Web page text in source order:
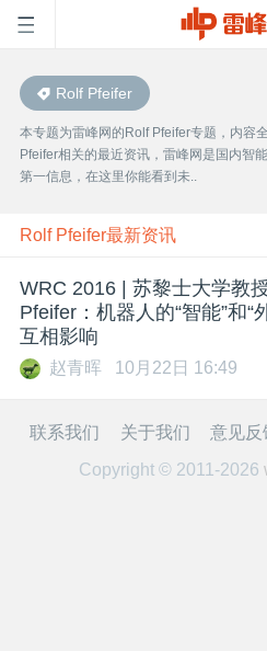
首
页
雷
峰
网
公
Rolf Pfeifer
本专题为雷峰网的Rolf Pfeifer专题，内容
Pfeifer相关的最近资讯，雷峰网是国内智
第一信息，在这里你能看到未..
Rolf Pfeifer最新资讯
WRC 2016 | 苏黎士大学教
Pfeifer：机器人的“智能”和“
互相影响
赵青晖 10月22日 16:49
联系我们 关于我们
意见反
Copyright © 2011-2026